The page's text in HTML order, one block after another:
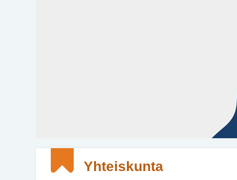
Yhteiskunta